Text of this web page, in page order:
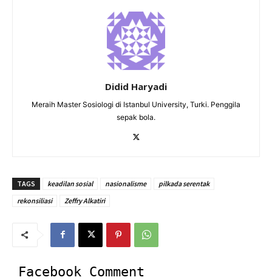
Didid Haryadi
Meraih Master Sosiologi di Istanbul University, Turki. Penggila
sepak bola.
TAGS keadilan sosial nasionalisme
pilkada serentak
rekonsiliasi
Zeffry Alkatiri
Facebook Comment